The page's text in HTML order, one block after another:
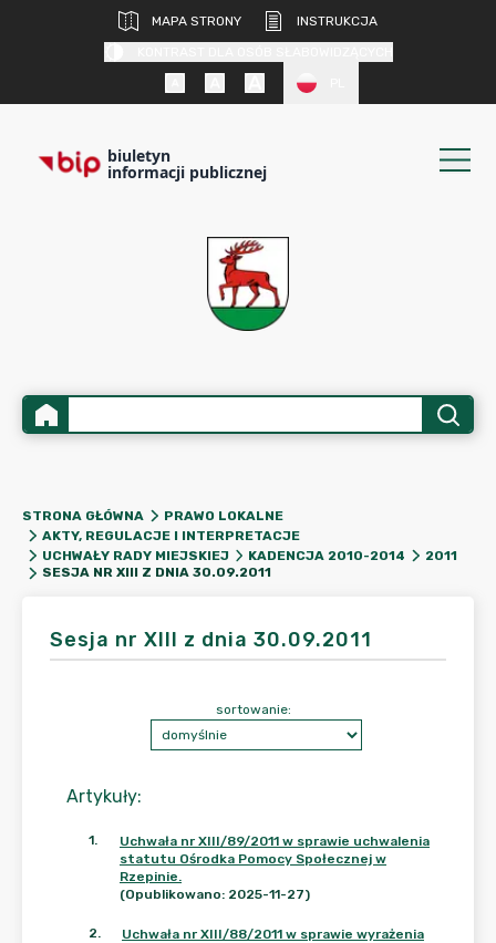
MAPA STRONY
INSTRUKCJA
biuletyn
informacji publicznej
STRONA GŁÓWNA
PRAWO LOKALNE
AKTY, REGULACJE I INTERPRETACJE
UCHWAŁY RADY MIEJSKIEJ
KADENCJA 2010-2014
2011
SESJA NR XIII Z DNIA 30.09.2011
Sesja nr XIII z dnia 30.09.2011
Artykuły:
sortowanie:
1.
Uchwała nr XIII/89/2011 w sprawie uchwalenia
statutu Ośrodka Pomocy Społecznej w
Rzepinie.
(Opublikowano: 2025-11-27)
2.
Uchwała nr XIII/88/2011 w sprawie wyrażenia